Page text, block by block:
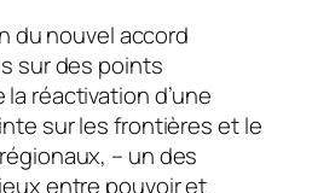
du nouvel accord
sur des points
réactivation d’une
sur les frontières et le
– un des
entre pouvoir et